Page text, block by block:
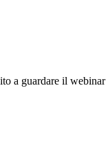
a guardare il